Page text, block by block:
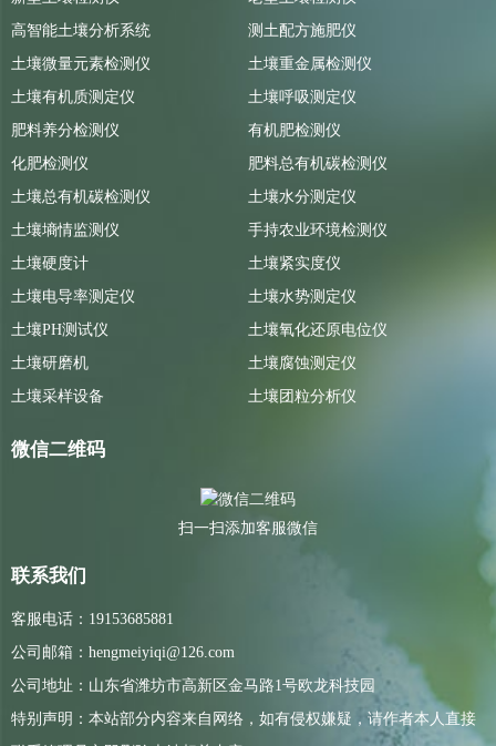
高智能土壤分析系统
测土配方施肥仪
土壤微量元素检测仪
土壤重金属检测仪
土壤有机质测定仪
土壤呼吸测定仪
肥料养分检测仪
有机肥检测仪
化肥检测仪
肥料总有机碳检测仪
土壤总有机碳检测仪
土壤水分测定仪
土壤墒情监测仪
手持农业环境检测仪
土壤硬度计
土壤紧实度仪
土壤电导率测定仪
土壤水势测定仪
土壤PH测试仪
土壤氧化还原电位仪
土壤研磨机
土壤腐蚀测定仪
土壤采样设备
土壤团粒分析仪
微信二维码
扫一扫添加客服微信
联系我们
客服电话：19153685881
公司邮箱：hengmeiyiqi@126.com
公司地址：山东省潍坊市高新区金马路1号欧龙科技园
特别声明：本站部分内容来自网络，如有侵权嫌疑，请作者本人直接